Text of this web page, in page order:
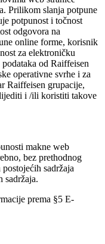
Prilikom slanja potpune
potpunost i točnost
odgovora na
online forme, korisnik
za elektroničku
od Raiffeisen
operativne svrhe i za
Raiffeisen grupacije,
i /ili koristiti takove
makne web
bez prethodnog
sadržaja
sadržaja.
prema §5 E-